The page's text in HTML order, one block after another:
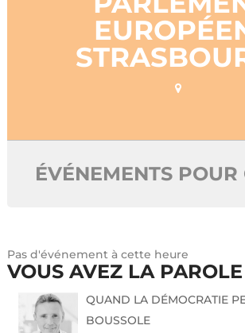
ÉVÉNEMENTS POUR
Pas d'événement à cette heure
VOUS AVEZ LA PAROLE
QUAND LA DÉMOCRATIE
BOUSSOLE